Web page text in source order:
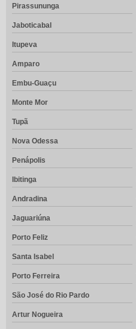
Pirassununga
Jaboticabal
Itupeva
Amparo
Embu-Guaçu
Monte Mor
Tupã
Nova Odessa
Penápolis
Ibitinga
Andradina
Jaguariúna
Porto Feliz
Santa Isabel
Porto Ferreira
São José do Rio Pardo
Artur Nogueira